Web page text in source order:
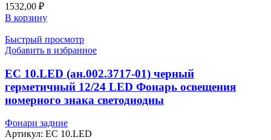
1532,00 ₽
В корзину
Быстрый просмотр
Добавить в избранное
ЕС 10.LED (ан.002.3717-01) черный
герметичный 12/24 LED Фонарь освещения
номерного знака светодиодны
Фонари задние
Артикул: ЕС 10.LED